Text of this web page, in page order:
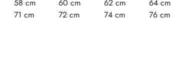
58 cm 60 cm 62 cm 64 cm
71 cm 72 cm 74 cm 76 cm